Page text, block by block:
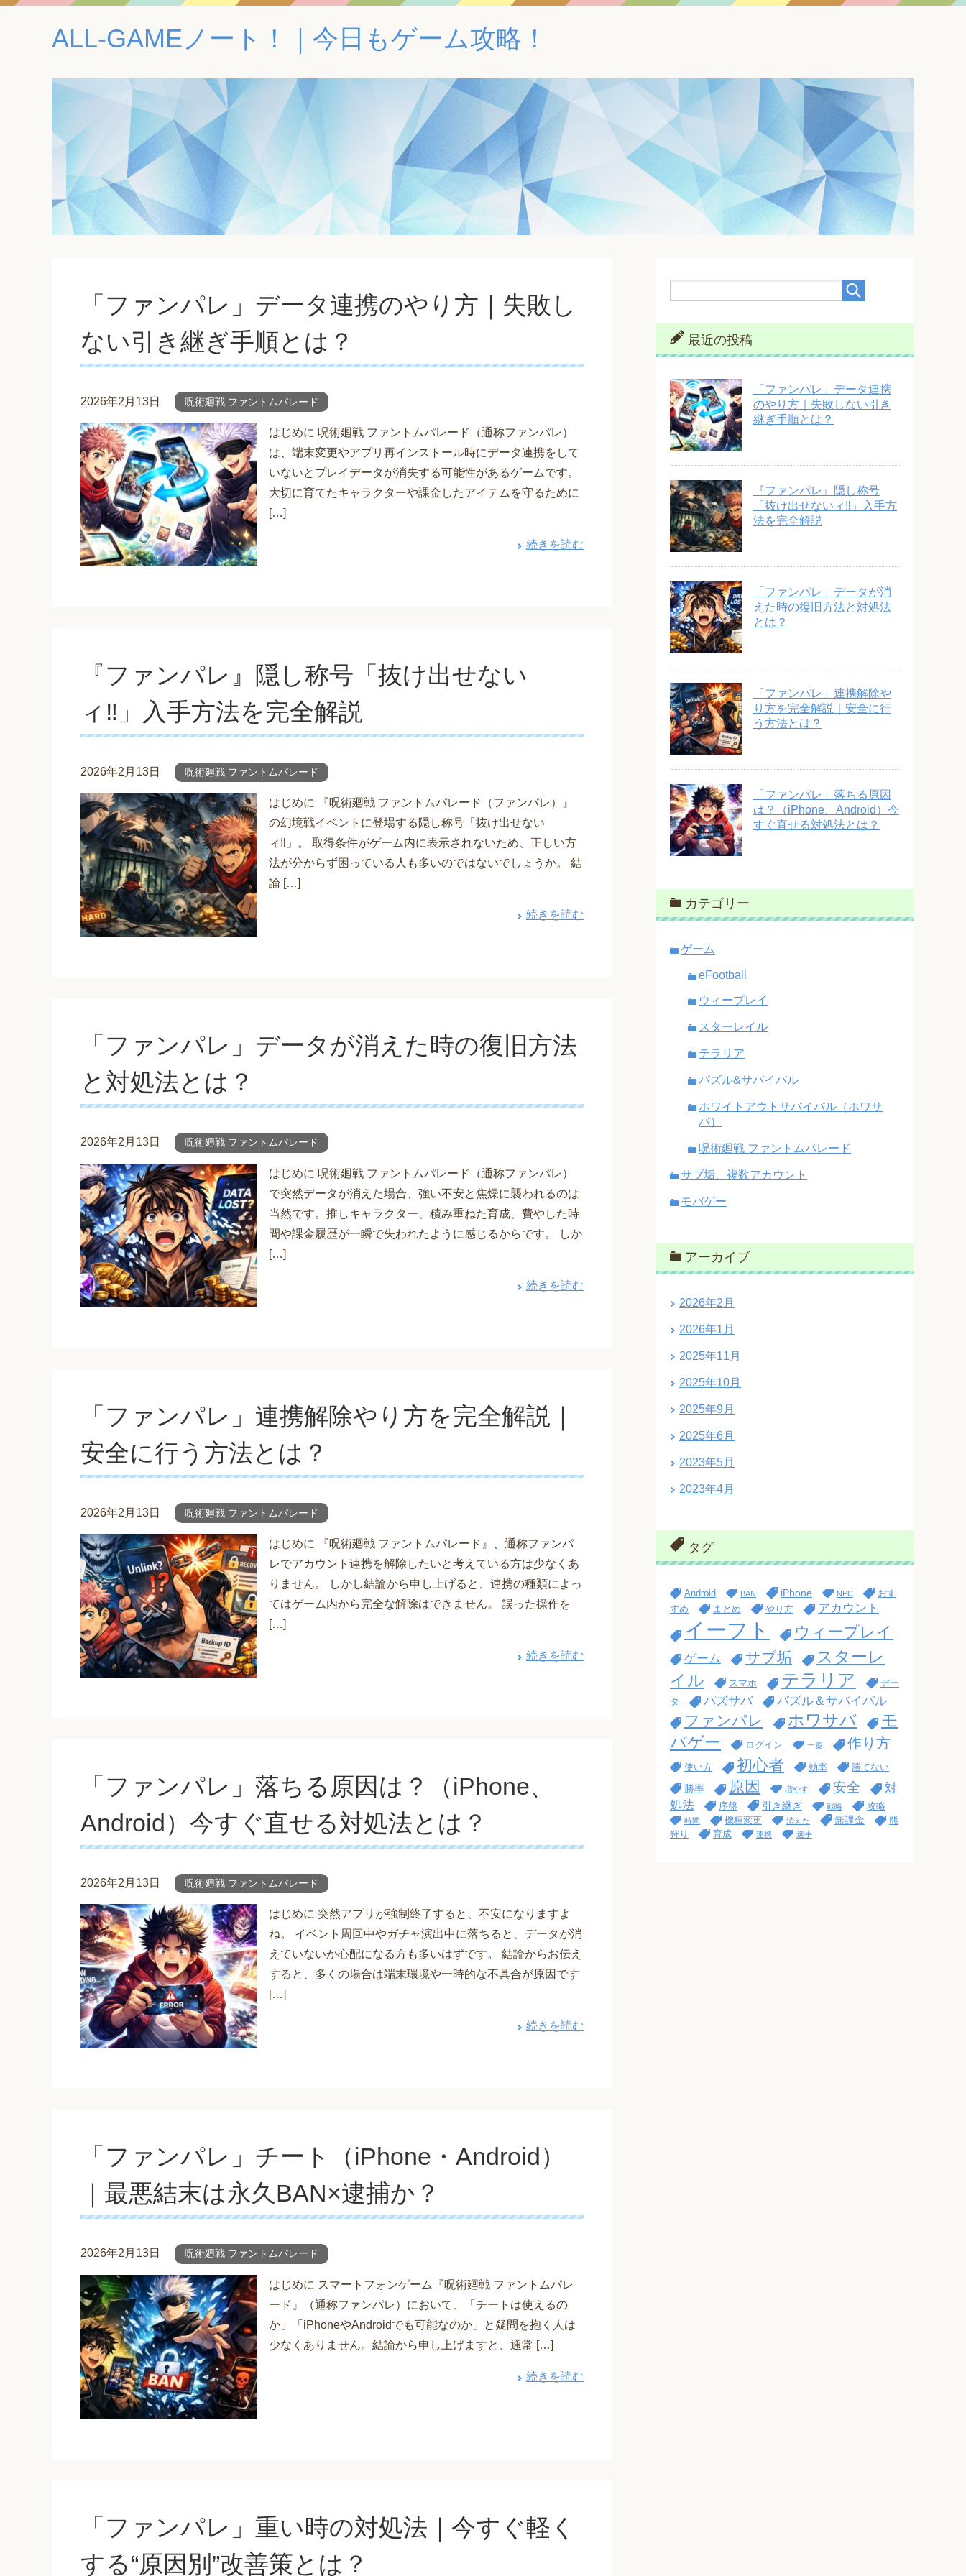
ALL-GAMEノート！｜今日もゲーム攻略！
「ファンパレ」データ連携のやり方｜失敗し
ない引き継ぎ手順とは？
2026年2月13日 呪術廻戦 ファントムパレード
はじめに 呪術廻戦 ファントムパレード（通称ファンパレ）
は、端末変更やアプリ再インストール時にデータ連携をして
いないとプレイデータが消失する可能性があるゲームです。
大切に育てたキャラクターや課金したアイテムを守るために
[…]
続きを読む
『ファンパレ』隠し称号「抜け出せない
ィ‼︎」入手方法を完全解説
2026年2月13日 呪術廻戦 ファントムパレード
はじめに 『呪術廻戦 ファントムパレード（ファンパレ）』
の幻境戦イベントに登場する隠し称号「抜け出せない
ィ‼︎」。 取得条件がゲーム内に表示されないため、正しい方
法が分からず困っている人も多いのではないでしょうか。 結
論 […]
続きを読む
「ファンパレ」データが消えた時の復旧方法
と対処法とは？
2026年2月13日 呪術廻戦 ファントムパレード
はじめに 呪術廻戦 ファントムパレード（通称ファンパレ）
で突然データが消えた場合、強い不安と焦燥に襲われるのは
当然です。推しキャラクター、積み重ねた育成、費やした時
間や課金履歴が一瞬で失われたように感じるからです。 しか
[…]
続きを読む
「ファンパレ」連携解除やり方を完全解説｜
安全に行う方法とは？
2026年2月13日 呪術廻戦 ファントムパレード
はじめに 『呪術廻戦 ファントムパレード』、通称ファンパ
レでアカウント連携を解除したいと考えている方は少なくあ
りません。 しかし結論から申し上げると、連携の種類によっ
てはゲーム内から完全な解除はできません。 誤った操作を
[…]
続きを読む
「ファンパレ」落ちる原因は？（iPhone、
Android）今すぐ直せる対処法とは？
2026年2月13日 呪術廻戦 ファントムパレード
はじめに 突然アプリが強制終了すると、不安になりますよ
ね。 イベント周回中やガチャ演出中に落ちると、データが消
えていないか心配になる方も多いはずです。 結論からお伝え
すると、多くの場合は端末環境や一時的な不具合が原因です
[…]
続きを読む
「ファンパレ」チート（iPhone・Android）
｜最悪結末は永久BAN×逮捕か？
2026年2月13日 呪術廻戦 ファントムパレード
はじめに スマートフォンゲーム『呪術廻戦 ファントムパレ
ード』（通称ファンパレ）において、「チートは使えるの
か」「iPhoneやAndroidでも可能なのか」と疑問を抱く人は
少なくありません。結論から申し上げますと、通常 […]
続きを読む
「ファンパレ」重い時の対処法｜今すぐ軽く
する“原因別”改善策とは？
最近の投稿
「ファンパレ」データ連携
のやり方｜失敗しない引き
継ぎ手順とは？
『ファンパレ』隠し称号
「抜け出せないィ‼︎」入手方
法を完全解説
「ファンパレ」データが消
えた時の復旧方法と対処法
とは？
「ファンパレ」連携解除や
り方を完全解説｜安全に行
う方法とは？
「ファンパレ」落ちる原因
は？（iPhone、Android）今
すぐ直せる対処法とは？
カテゴリー
ゲーム
eFootball
ウィープレイ
スターレイル
テラリア
パズル&サバイバル
ホワイトアウトサバイバル（ホワサ
バ）
呪術廻戦 ファントムパレード
サブ垢、複数アカウント
モバゲー
アーカイブ
2026年2月
2026年1月
2025年11月
2025年10月
2025年9月
2025年6月
2023年5月
2023年4月
タグ
Android BAN iPhone NPC
おす
すめ
まとめ やり方 アカウント
イーフト ウィープレイ
ゲーム サブ垢
スターレ
イル
スマホ テラリア
デー
タ
パズサバ パズル＆サバイバル
ファンパレ ホワサバ
モ
バゲー
ログイン 一覧 作り方
使い方 初心者 効率 勝てない
勝率 原因 増やす 安全
対
処法
序盤 引き継ぎ 戦略 攻略
時間 機種変更 消えた 無課金
熊
狩り
育成 連携 選手